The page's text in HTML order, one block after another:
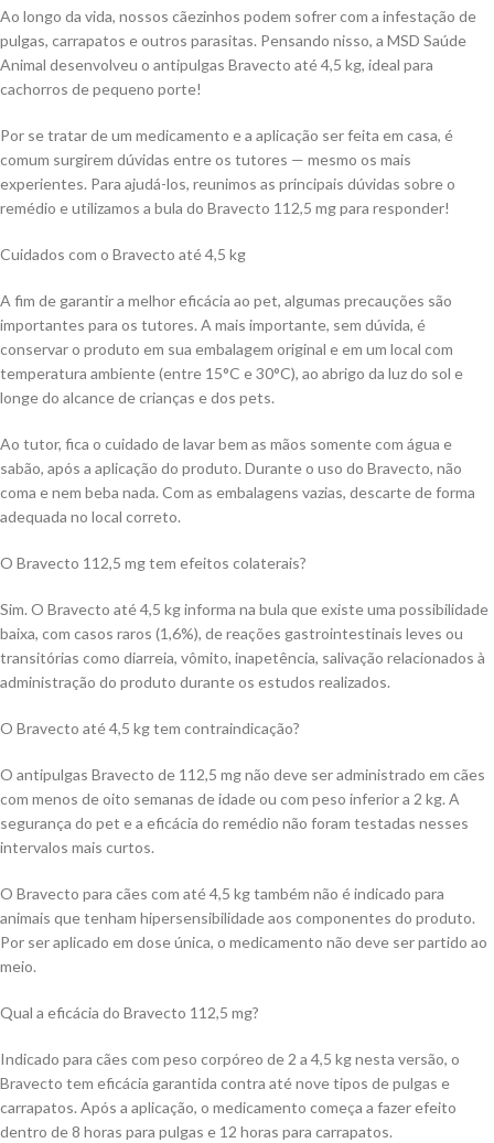
Ao longo da vida, nossos cãezinhos podem sofrer com a infestação de
pulgas, carrapatos e outros parasitas. Pensando nisso, a MSD Saúde
Animal desenvolveu o antipulgas Bravecto até 4,5 kg, ideal para
cachorros de pequeno porte!
Por se tratar de um medicamento e a aplicação ser feita em casa, é
comum surgirem dúvidas entre os tutores — mesmo os mais
experientes. Para ajudá-los, reunimos as principais dúvidas sobre o
remédio e utilizamos a bula do Bravecto 112,5 mg para responder!
Cuidados com o Bravecto até 4,5 kg
A fim de garantir a melhor eficácia ao pet, algumas precauções são
importantes para os tutores. A mais importante, sem dúvida, é
conservar o produto em sua embalagem original e em um local com
temperatura ambiente (entre 15°C e 30°C), ao abrigo da luz do sol e
longe do alcance de crianças e dos pets.
Ao tutor, fica o cuidado de lavar bem as mãos somente com água e
sabão, após a aplicação do produto. Durante o uso do Bravecto, não
coma e nem beba nada. Com as embalagens vazias, descarte de forma
adequada no local correto.
O Bravecto 112,5 mg tem efeitos colaterais?
Sim. O Bravecto até 4,5 kg informa na bula que existe uma possibilidade
baixa, com casos raros (1,6%), de reações gastrointestinais leves ou
transitórias como diarreia, vômito, inapetência, salivação relacionados à
administração do produto durante os estudos realizados.
O Bravecto até 4,5 kg tem contraindicação?
O antipulgas Bravecto de 112,5 mg não deve ser administrado em cães
com menos de oito semanas de idade ou com peso inferior a 2 kg. A
segurança do pet e a eficácia do remédio não foram testadas nesses
intervalos mais curtos.
O Bravecto para cães com até 4,5 kg também não é indicado para
animais que tenham hipersensibilidade aos componentes do produto.
Por ser aplicado em dose única, o medicamento não deve ser partido ao
meio.
Qual a eficácia do Bravecto 112,5 mg?
Indicado para cães com peso corpóreo de 2 a 4,5 kg nesta versão, o
Bravecto tem eficácia garantida contra até nove tipos de pulgas e
carrapatos. Após a aplicação, o medicamento começa a fazer efeito
dentro de 8 horas para pulgas e 12 horas para carrapatos.